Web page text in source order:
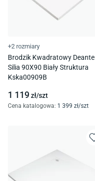
+2 rozmiary
Brodzik Kwadratowy Deante
Silia 90X90 Biały Struktura
Kska00909B
1 119zł/szt
Cena katalogowa: 1 399 zł/szt